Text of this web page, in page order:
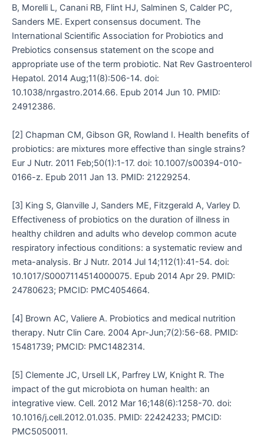
B, Morelli L, Canani RB, Flint HJ, Salminen S, Calder PC,
Sanders ME. Expert consensus document. The
International Scientific Association for Probiotics and
Prebiotics consensus statement on the scope and
appropriate use of the term probiotic. Nat Rev Gastroenterol
Hepatol. 2014 Aug;11(8):506-14. doi:
10.1038/nrgastro.2014.66. Epub 2014 Jun 10. PMID:
24912386.
[2] Chapman CM, Gibson GR, Rowland I. Health benefits of
probiotics: are mixtures more effective than single strains?
Eur J Nutr. 2011 Feb;50(1):1-17. doi: 10.1007/s00394-010-
0166-z. Epub 2011 Jan 13. PMID: 21229254.
[3] King S, Glanville J, Sanders ME, Fitzgerald A, Varley D.
Effectiveness of probiotics on the duration of illness in
healthy children and adults who develop common acute
respiratory infectious conditions: a systematic review and
meta-analysis. Br J Nutr. 2014 Jul 14;112(1):41-54. doi:
10.1017/S0007114514000075. Epub 2014 Apr 29. PMID:
24780623; PMCID: PMC4054664.
[4] Brown AC, Valiere A. Probiotics and medical nutrition
therapy. Nutr Clin Care. 2004 Apr-Jun;7(2):56-68. PMID:
15481739; PMCID: PMC1482314.
[5] Clemente JC, Ursell LK, Parfrey LW, Knight R. The
impact of the gut microbiota on human health: an
integrative view. Cell. 2012 Mar 16;148(6):1258-70. doi:
10.1016/j.cell.2012.01.035. PMID: 22424233; PMCID:
PMC5050011.